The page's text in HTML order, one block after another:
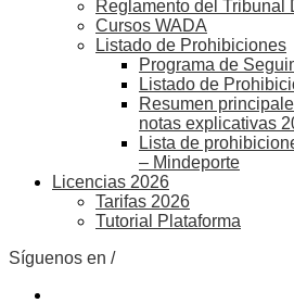
Reglamento del
Cursos WADA
Listado de Prohibiciones
Programa de
Listado de
Resumen
notas explicativas
Lista de
– Mindeporte
Licencias 2026
Tarifas 2026
Tutorial Plataforma
Síguenos en /